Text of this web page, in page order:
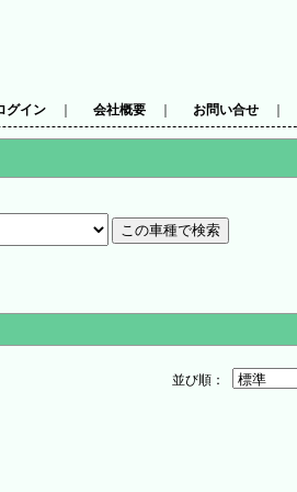
グイン 会社概要 お問い合せ
並び順：